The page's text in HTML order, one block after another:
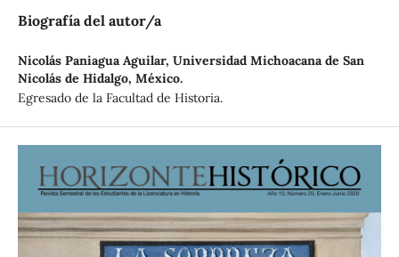
Biografía del autor/a
Nicolás Paniagua Aguilar, Universidad Michoacana de San
Nicolás de Hidalgo, México.
Egresado de la Facultad de Historia.